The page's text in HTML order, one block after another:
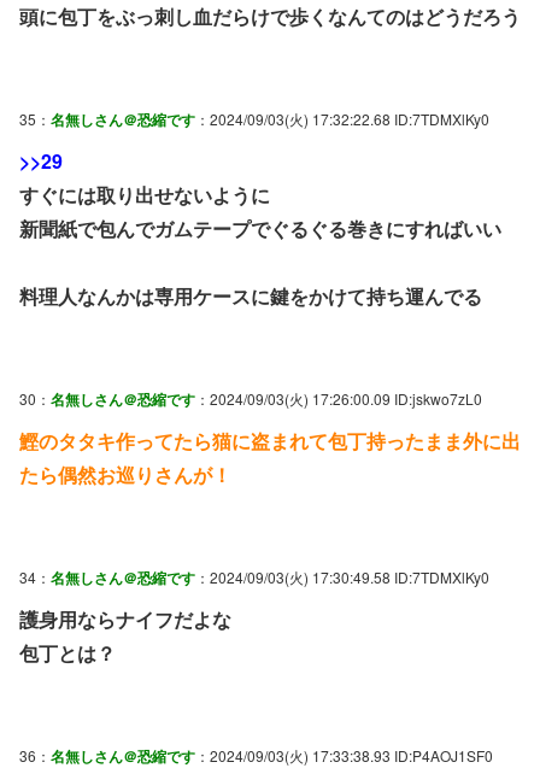
頭に包丁をぶっ刺し血だらけで歩くなんてのはどうだろう
35： 名無しさん＠恐縮です ：2024/09/03(火) 17:32:22.68 ID:7TDMXlKy0
>>29
すぐには取り出せないように
新聞紙で包んでガムテープでぐるぐる巻きにすればいい
料理人なんかは専用ケースに鍵をかけて持ち運んでる
30： 名無しさん＠恐縮です ：2024/09/03(火) 17:26:00.09 ID:jskwo7zL0
鰹のタタキ作ってたら猫に盗まれて包丁持ったまま外に出
たら偶然お巡りさんが！
34： 名無しさん＠恐縮です ：2024/09/03(火) 17:30:49.58 ID:7TDMXlKy0
護身用ならナイフだよな
包丁とは？
36： 名無しさん＠恐縮です ：2024/09/03(火) 17:33:38.93 ID:P4AOJ1SF0